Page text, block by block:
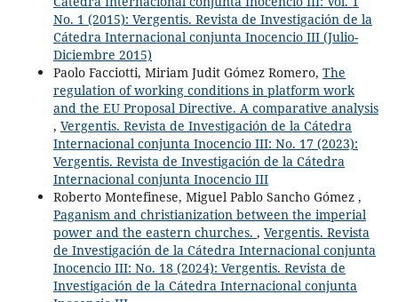
No. 1 (2015): Vergentis. Revista de Investigación de la
Cátedra Internacional conjunta Inocencio III (Julio-
Diciembre 2015)
Paolo Facciotti, Miriam Judit Gómez Romero, The
regulation of working conditions in platform work
and the EU Proposal Directive. A comparative analysis
, Vergentis. Revista de Investigación de la Cátedra
Internacional conjunta Inocencio III: No. 17 (2023):
Vergentis. Revista de Investigación de la Cátedra
Internacional conjunta Inocencio III
Roberto Montefinese, Miguel Pablo Sancho Gómez ,
Paganism and christianization between the imperial
power and the eastern churches. , Vergentis. Revista
de Investigación de la Cátedra Internacional conjunta
Inocencio III: No. 18 (2024): Vergentis. Revista de
Investigación de la Cátedra Internacional conjunta